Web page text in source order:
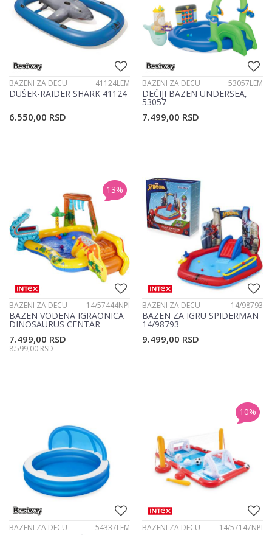
BAZENI ZA DECU 41124LEM
DUŠEK-RAIDER SHARK 41124
6.550,00 RSD
BAZENI ZA DECU 53057LEM
DEČIJI BAZEN UNDERSEA,
53057
7.499,00 RSD
13%
BAZENI ZA DECU 14/57444NPI
BAZEN VODENA IGRAONICA
DINOSAURUS CENTAR
7.499,00 RSD
8.599,00RSD
BAZENI ZA DECU 14/98793
BAZEN ZA IGRU SPIDERMAN
14/98793
9.499,00 RSD
BAZENI ZA DECU 54337LEM
10%
BAZENI ZA DECU 14/57147NPI